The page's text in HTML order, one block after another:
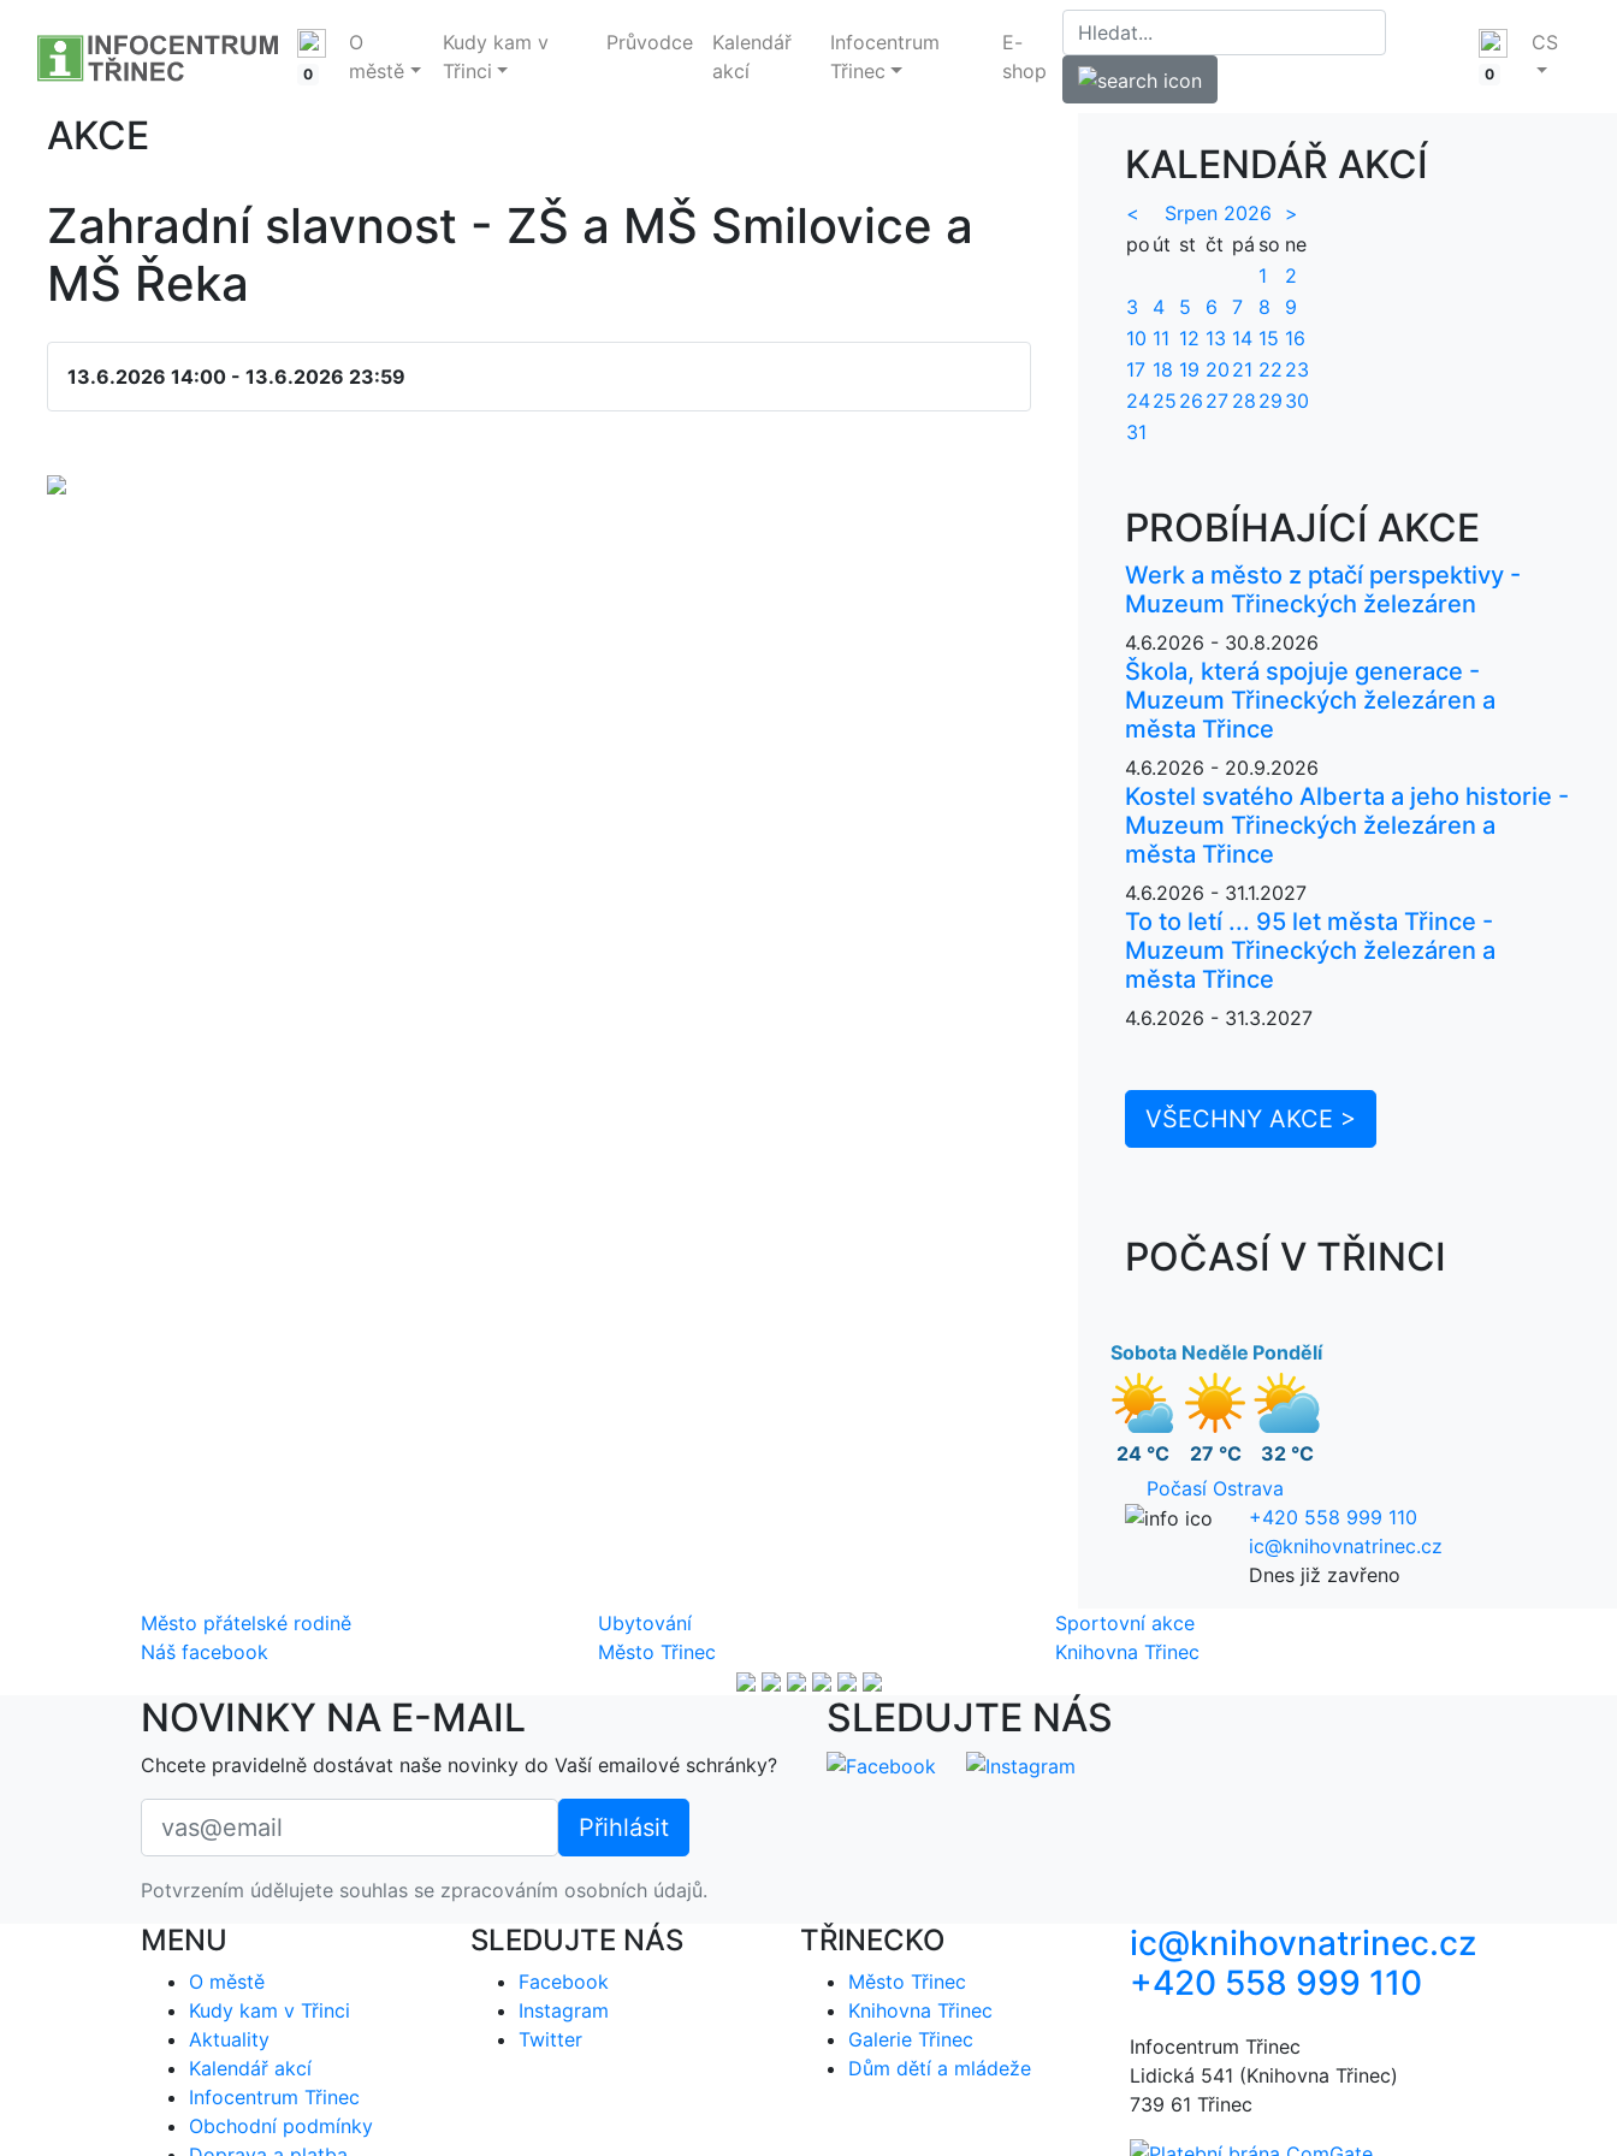
0
O
městě
Kudy kam v
Třinci
Průvodce
Kalendář
akcí
Infocentrum
Třinec
E-
shop
0
CS
AKCE
Zahradní slavnost - ZŠ a MŠ Smilovice a
MŠ Řeka
13.6.2026 14:00 - 13.6.2026 23:59
KALENDÁŘ AKCÍ
< Srpen 2026
>
po út st čt pá so ne
1
2
3
4 5 6 7 8
9
10 11 12 13 14 15 16
17 18 19 20 21 22 23
2425 26 27 28 29 30
31
PROBÍHAJÍCÍ AKCE
Werk a město z ptačí perspektivy -
Muzeum Třineckých železáren
4.6.2026 - 30.8.2026
Škola, která spojuje generace -
Muzeum Třineckých železáren a
města Třince
4.6.2026 - 20.9.2026
Kostel svatého Alberta a jeho historie -
Muzeum Třineckých železáren a
města Třince
4.6.2026 - 31.1.2027
To to letí ... 95 let města Třince -
Muzeum Třineckých železáren a
města Třince
4.6.2026 - 31.3.2027
VŠECHNY AKCE >
POČASÍ V TŘINCI
Sobota
24 °C
Neděle
27 °C
Pondělí
32 °C
Počasí Ostrava
+420 558 999 110
ic@knihovnatrinec.cz
Dnes již zavřeno
Město přátelské rodině
Ubytování
Sportovní akce
Náš facebook
Město Třinec Knihovna Třinec
NOVINKY NA E-MAIL
Chcete pravidelně dostávat naše novinky do Vaší emailové schránky?
Potvrzením údělujete souhlas se zpracováním osobních údajů.
SLEDUJTE NÁS
MENU
O městě
Kudy kam v Třinci
Aktuality
Kalendář akcí
Infocentrum Třinec
Obchodní podmínky
SLEDUJTE NÁS
Facebook
Instagram
Twitter
TŘINECKO
Město Třinec
Knihovna Třinec
Galerie Třinec
Dům dětí a mládeže
ic@knihovnatrinec.cz
+420 558 999 110
Infocentrum Třinec
Lidická 541 (Knihovna Třinec)
739 61 Třinec